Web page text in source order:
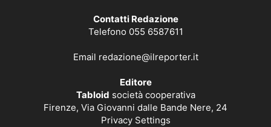
Contatti Redazione
Telefono 055 6587611
Email redazione@ilreporter.it
Editore
Tabloid società cooperativa
Firenze, Via Giovanni dalle Bande Nere, 24
Privacy Settings